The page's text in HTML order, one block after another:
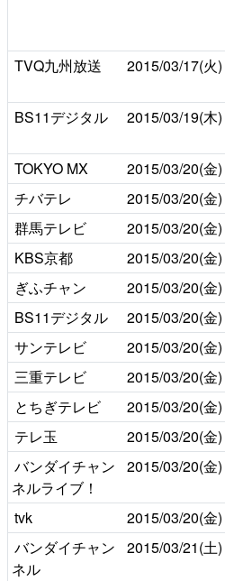
TVQ九州放送 2015/03/17(火)
BS11デジタル
2015/03/19(木)
TOKYO MX
2015/03/20(金)
チバテレ
2015/03/20(金)
群馬テレビ
2015/03/20(金)
KBS京都
2015/03/20(金)
ぎふチャン
2015/03/20(金)
BS11デジタル
2015/03/20(金)
サンテレビ
2015/03/20(金)
三重テレビ
2015/03/20(金)
とちぎテレビ
2015/03/20(金)
テレ玉
2015/03/20(金)
バンダイチャン
ネルライブ！
2015/03/20(金)
tvk 2015/03/20(金)
バンダイチャン
ネル
2015/03/21(土)